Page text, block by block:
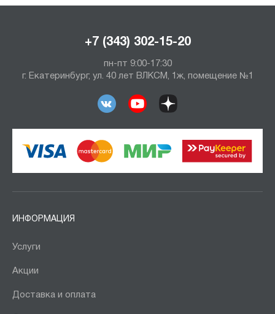
+7 (343) 302-15-20
пн-пт 9:00-17:30
г. Екатеринбург, ул. 40 лет ВЛКСМ, 1ж, помещение №1
ИНФОРМАЦИЯ
Услуги
Акции
Доставка и оплата